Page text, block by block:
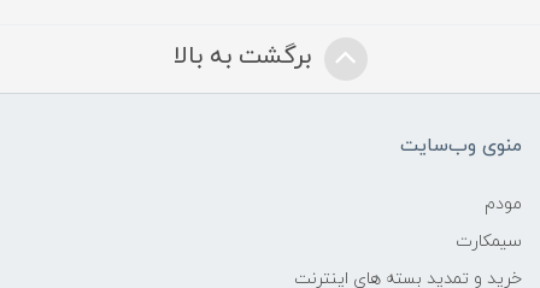
برگشت به بالا
منوی وب‌سایت
مودم
سیمکارت
خرید و تمدید بسته های اینترنت